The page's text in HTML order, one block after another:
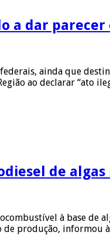
a dar parecer
ainda que
ao declarar
de
à base de
de produção, informou